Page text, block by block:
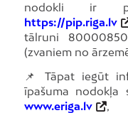
nodokli ir
https://pip.riga.lv
tālruni 80000850
(zvaniem no
📌 Tāpat iegūt
īpašuma nodokļa
www.eriga.lv
,